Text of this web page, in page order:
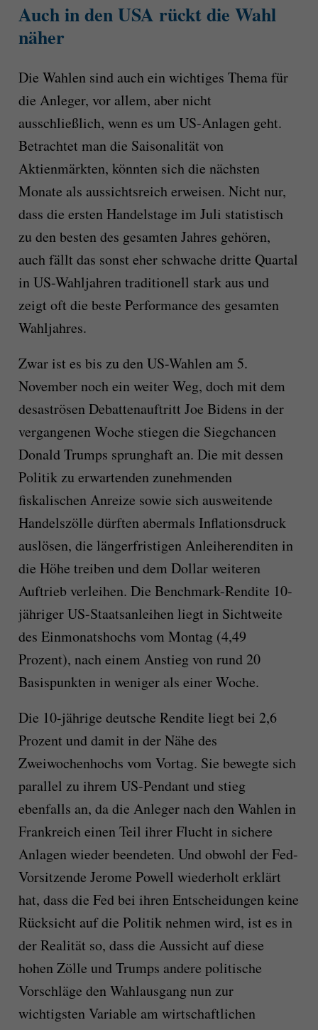
Auch in den USA rückt die Wahl
näher
Die Wahlen sind auch ein wichtiges Thema für
die Anleger, vor allem, aber nicht
ausschließlich, wenn es um US-Anlagen geht.
Betrachtet man die Saisonalität von
Aktienmärkten, könnten sich die nächsten
Monate als aussichtsreich erweisen. Nicht nur,
dass die ersten Handelstage im Juli statistisch
zu den besten des gesamten Jahres gehören,
auch fällt das sonst eher schwache dritte Quartal
in US-Wahljahren traditionell stark aus und
zeigt oft die beste Performance des gesamten
Wahljahres.
Zwar ist es bis zu den US-Wahlen am 5.
November noch ein weiter Weg, doch mit dem
desaströsen Debattenauftritt Joe Bidens in der
vergangenen Woche stiegen die Siegchancen
Donald Trumps sprunghaft an. Die mit dessen
Politik zu erwartenden zunehmenden
fiskalischen Anreize sowie sich ausweitende
Handelszölle dürften abermals Inflationsdruck
auslösen, die längerfristigen Anleiherenditen in
die Höhe treiben und dem Dollar weiteren
Auftrieb verleihen. Die Benchmark-Rendite 10-
jähriger US-Staatsanleihen liegt in Sichtweite
des Einmonatshochs vom Montag (4,49
Prozent), nach einem Anstieg von rund 20
Basispunkten in weniger als einer Woche.
Die 10-jährige deutsche Rendite liegt bei 2,6
Prozent und damit in der Nähe des
Zweiwochenhochs vom Vortag. Sie bewegte sich
parallel zu ihrem US-Pendant und stieg
ebenfalls an, da die Anleger nach den Wahlen in
Frankreich einen Teil ihrer Flucht in sichere
Anlagen wieder beendeten. Und obwohl der Fed-
Vorsitzende Jerome Powell wiederholt erklärt
hat, dass die Fed bei ihren Entscheidungen keine
Rücksicht auf die Politik nehmen wird, ist es in
der Realität so, dass die Aussicht auf diese
hohen Zölle und Trumps andere politische
Vorschläge den Wahlausgang nun zur
wichtigsten Variable am wirtschaftlichen